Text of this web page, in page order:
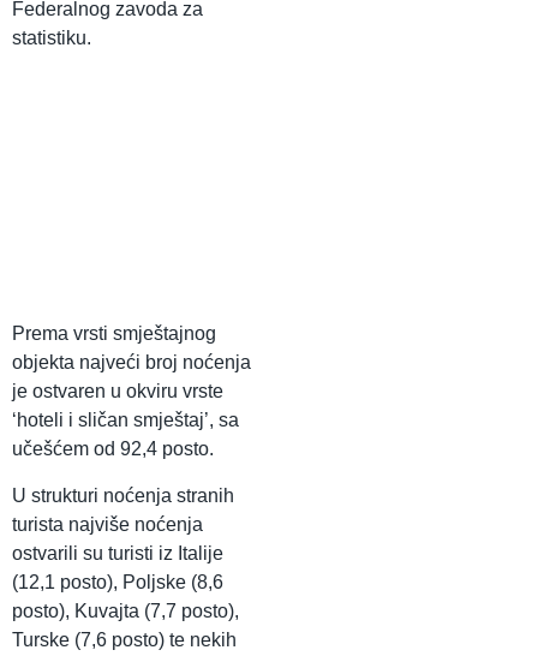
Federalnog zavoda za
statistiku.
Prema vrsti smještajnog
objekta najveći broj noćenja
je ostvaren u okviru vrste
‘hoteli i sličan smještaj’, sa
učešćem od 92,4 posto.
U strukturi noćenja stranih
turista najviše noćenja
ostvarili su turisti iz Italije
(12,1 posto), Poljske (8,6
posto), Kuvajta (7,7 posto),
Turske (7,6 posto) te nekih